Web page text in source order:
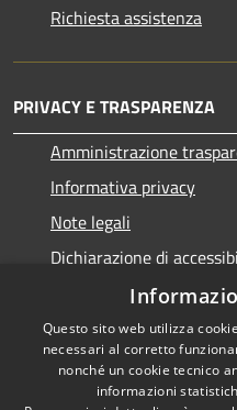
Richiesta assistenza
PRIVACY E TRASPARENZA
Amministrazione
Informativa privacy
Note legali
Dichiarazione di
Accessibilità
Questo sito web utilizza
necessari al corretto
nonché un cookie tecnico
informazioni